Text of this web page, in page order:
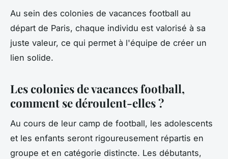
Au sein des colonies de vacances football au
départ de Paris, chaque individu est valorisé à sa
juste valeur, ce qui permet à l'équipe de créer un
lien solide.
Les colonies de vacances football,
comment se déroulent-elles ?
Au cours de leur camp de football, les adolescents
et les enfants seront rigoureusement répartis en
groupe et en catégorie distincte. Les débutants,